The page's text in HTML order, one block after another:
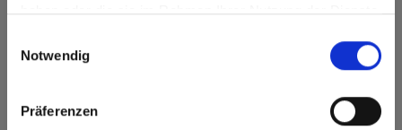
haben oder die sie im Rahmen Ihrer Nutzung der Dienste
Notwendig
Präferenzen
rest of the world!
oppervlak
eenvoudig te